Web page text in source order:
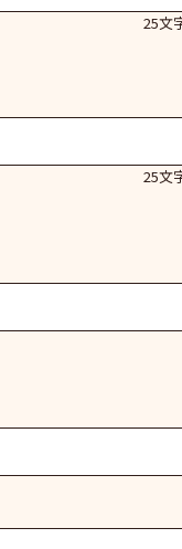
25文
25文